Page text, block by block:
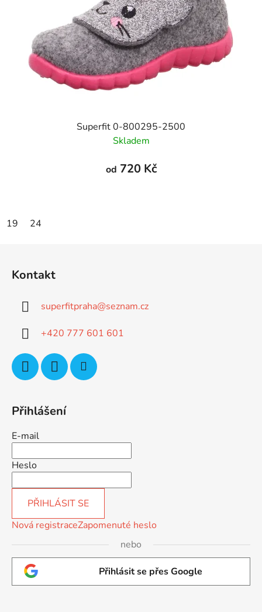
Superfit 0-800295-2500
Skladem
od 720 Kč
19 24
Kontakt
superfitpraha@seznam.cz
+420 777 601 601
Přihlášení
E-mail
Heslo
PŘIHLÁSIT SE
Nová registraceZapomenuté heslo
nebo
Přihlásit se přes Google